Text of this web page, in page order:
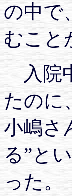
の中で
むこと
入院
たのに
小嶋さ
る”と
った。